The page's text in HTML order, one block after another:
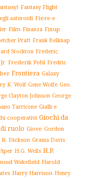
Fantasy Flight
asteroidi Fiere e
Film Finanza Fixup
Pratt Frank Belknap
Stockton Frederic
Frederik Pohl Fredric
Frontiera Galaxy
K. Wolf Gene Wolfe Geo.
Clayton Johnson George
Tarricone Gialli e
cooperativi Giochi da
ruolo Giove Gordon
Dickson Grania Davis
H.G. Wells H.P.
Wakefield Harold
Harry Harrison Henry